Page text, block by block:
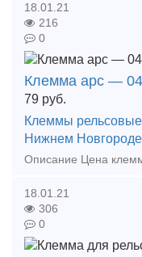
18.01.21
216
0
Клемма арс —
79 руб.
Клеммы рельсовые
Нижнем Новгороде
18.01.21
306
0